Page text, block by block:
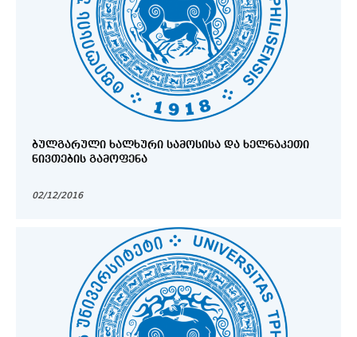
ᲑᲣᲚᲒᲐᲠᲣᲚᲘ ᲮᲐᲚᲮᲣᲠᲘ ᲡᲐᲛᲝᲡᲘᲡᲐ ᲓᲐ ᲮᲔᲚᲜᲐᲙᲔᲗᲘ
ᲜᲘᲕᲗᲔᲑᲘᲡ ᲒᲐᲛᲝᲤᲔᲜᲐ
02/12/2016